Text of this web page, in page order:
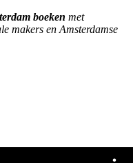
boeken met
makers en Amsterdamse